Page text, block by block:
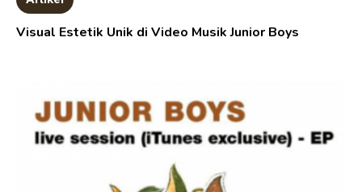
Visual Estetik Unik di Video Musik Junior Boys